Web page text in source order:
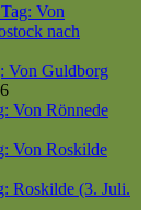
Von
nach
Von Guldborg
Von Rönnede
Von Roskilde
Roskilde (3. Juli.